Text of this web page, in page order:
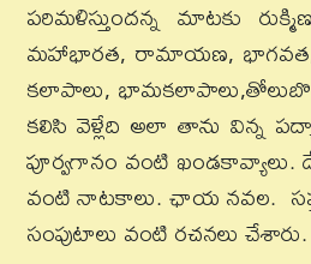
పరిమళిస్తుందన్న మాటకు
మహాభారత, రామాయణ, భాగవత,
కలాపాలు,
కలిసి వెళ్లేది అలా తాను విన్న
పూర్వగానం వంటి
వంటి నాటకాలు. ఛాయ నవల.
సంపుటాలు వంటి రచనలు చేశారు.